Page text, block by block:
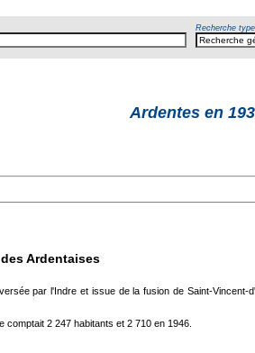
Recherche
Ardentes en
Ardentaises
par l'Indre et issue de la fusion de Saint-Vincent-
2 247 habitants et 2 710 en 1946.